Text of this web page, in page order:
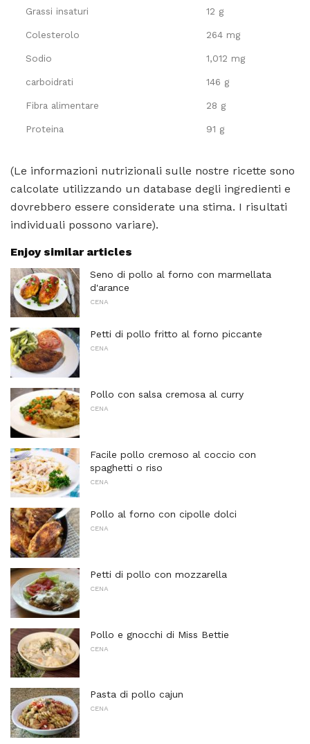
Grassi insaturi 12 g
Colesterolo 264 mg
Sodio 1,012 mg
carboidrati 146 g
Fibra alimentare 28 g
Proteina 91 g
(Le informazioni nutrizionali sulle nostre ricette sono
calcolate utilizzando un database degli ingredienti e
dovrebbero essere considerate una stima. I risultati
individuali possono variare).
Enjoy similar articles
Seno di pollo al forno con marmellata
d'arance
CENA
Petti di pollo fritto al forno piccante
CENA
Pollo con salsa cremosa al curry
CENA
Facile pollo cremoso al coccio con
spaghetti o riso
CENA
Pollo al forno con cipolle dolci
CENA
Petti di pollo con mozzarella
CENA
Pollo e gnocchi di Miss Bettie
CENA
Pasta di pollo cajun
CENA